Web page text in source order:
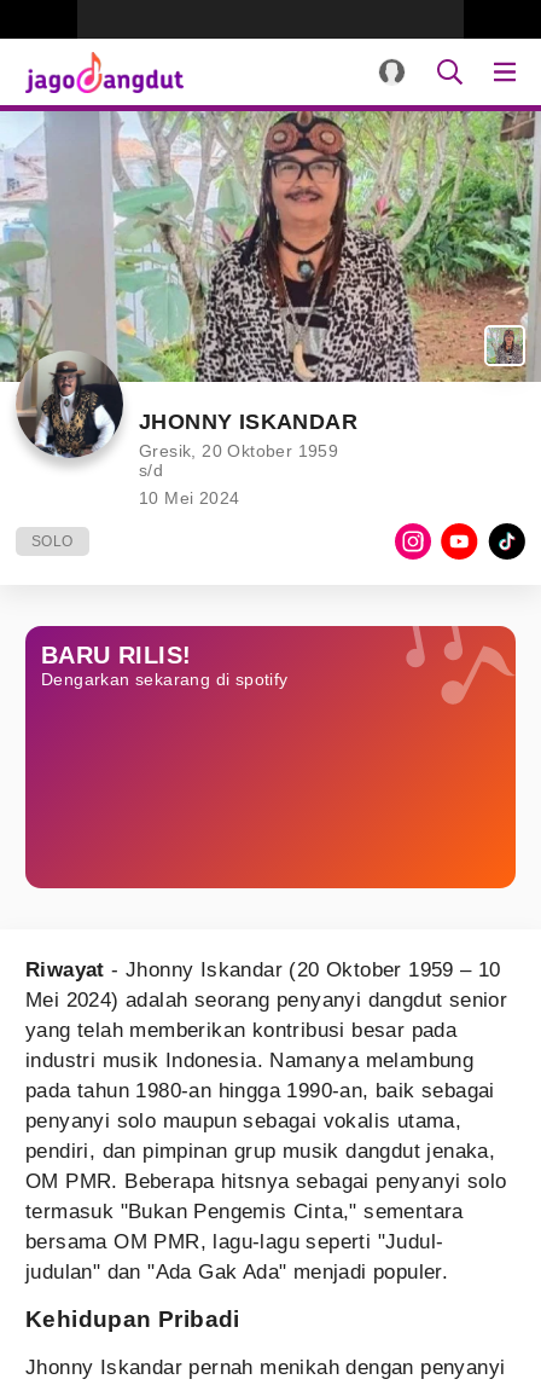
JHONNY ISKANDAR
Gresik, 20 Oktober 1959
s/d
10 Mei 2024
SOLO
BARU RILIS!
Dengarkan sekarang di spotify
Riwayat - Jhonny Iskandar (20 Oktober 1959 – 10
Mei 2024) adalah seorang penyanyi dangdut senior
yang telah memberikan kontribusi besar pada
industri musik Indonesia. Namanya melambung
pada tahun 1980-an hingga 1990-an, baik sebagai
penyanyi solo maupun sebagai vokalis utama,
pendiri, dan pimpinan grup musik dangdut jenaka,
OM PMR. Beberapa hitsnya sebagai penyanyi solo
termasuk "Bukan Pengemis Cinta," sementara
bersama OM PMR, lagu-lagu seperti "Judul-
judulan" dan "Ada Gak Ada" menjadi populer.
Kehidupan Pribadi
Jhonny Iskandar pernah menikah dengan penyanyi